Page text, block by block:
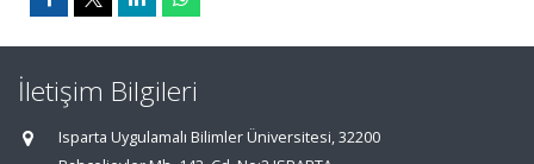
İletişim Bilgileri
Isparta Uygulamalı Bilimler Üniversitesi, 32200